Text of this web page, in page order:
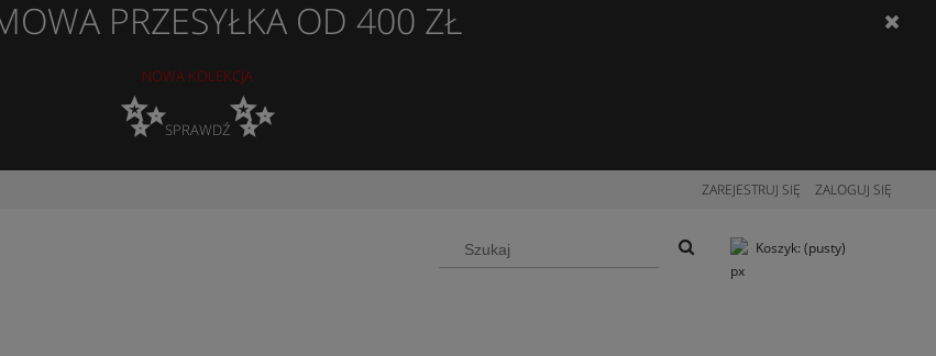
PRZESYŁKA OD 400 ZŁ
NOWA KOLEKCJA
✨SPRAWDŹ✨
ZAREJESTRUJ SIĘ ZALOGUJ SIĘ
Koszyk: (pusty)